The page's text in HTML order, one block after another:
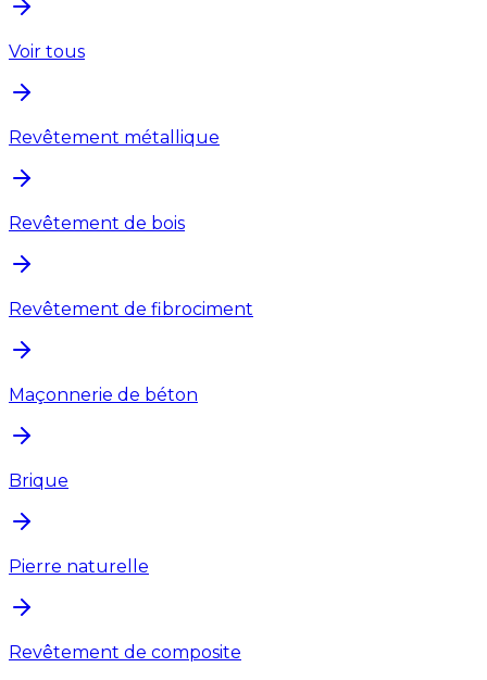
Voir tous
Revêtement métallique
Revêtement de bois
Revêtement de fibrociment
Maçonnerie de béton
Brique
Pierre naturelle
Revêtement de composite